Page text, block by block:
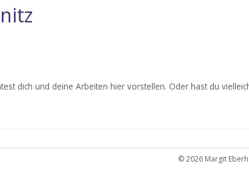
dich und deine Arbeiten hier vorstellen. Oder hast du
© 2026 Margit